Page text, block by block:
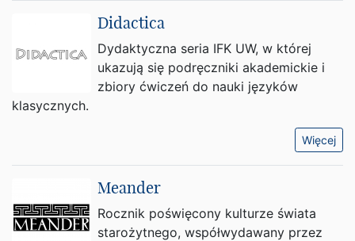
Didactica
Dydaktyczna seria IFK UW, w której
ukazują się podręczniki akademickie i
zbiory ćwiczeń do nauki języków
klasycznych.
Więcej
Meander
Rocznik poświęcony kulturze świata
starożytnego, współwydawany przez